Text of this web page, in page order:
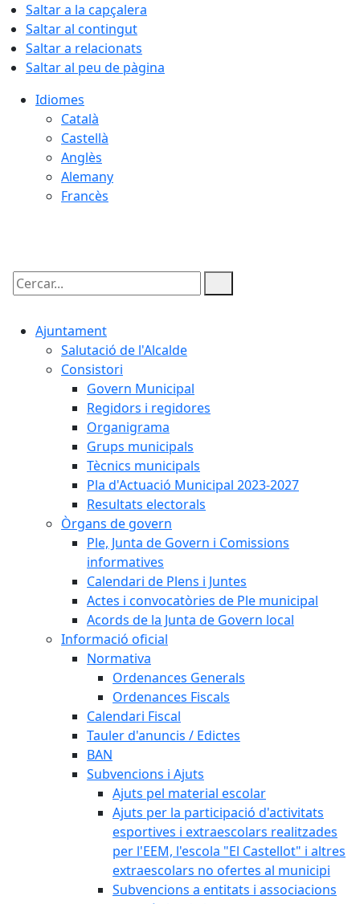
Saltar a la capçalera
Saltar al contingut
Saltar a relacionats
Saltar al peu de pàgina
Idiomes
Català
Castellà
Anglès
Alemany
Francès
Cercar:
Ajuntament
Salutació de l'Alcalde
Consistori
Govern Municipal
Regidors i regidores
Organigrama
Grups municipals
Tècnics municipals
Pla d'Actuació Municipal 2023-2027
Resultats electorals
Òrgans de govern
Ple, Junta de Govern i Comissions
informatives
Calendari de Plens i Juntes
Actes i convocatòries de Ple municipal
Acords de la Junta de Govern local
Informació oficial
Normativa
Ordenances Generals
Ordenances Fiscals
Calendari Fiscal
Tauler d'anuncis / Edictes
BAN
Subvencions i Ajuts
Ajuts pel material escolar
Ajuts per la participació d'activitats
esportives i extraescolars realitzades
per l'EEM, l'escola "El Castellot" i altres
extraescolars no ofertes al municipi
Subvencions a entitats i associacions